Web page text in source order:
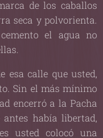
de los caballos
seca y polvorienta.
el agua no
esa calle que usted,
Sin el más mínimo
encerró a la Pacha
había libertad,
usted colocó una